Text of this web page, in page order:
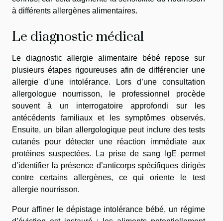
à différents allergènes alimentaires.
Le diagnostic médical
Le diagnostic allergie alimentaire bébé repose sur
plusieurs étapes rigoureuses afin de différencier une
allergie d’une intolérance. Lors d’une consultation
allergologue nourrisson, le professionnel procède
souvent à un interrogatoire approfondi sur les
antécédents familiaux et les symptômes observés.
Ensuite, un bilan allergologique peut inclure des tests
cutanés pour détecter une réaction immédiate aux
protéines suspectées. La prise de sang IgE permet
d’identifier la présence d’anticorps spécifiques dirigés
contre certains allergènes, ce qui oriente le test
allergie nourrisson.
Pour affiner le dépistage intolérance bébé, un régime